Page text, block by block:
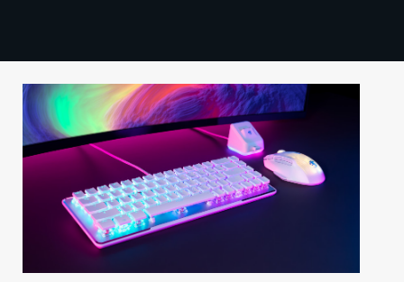
TECHBBS
TIETOA
HINTA.FI
KAUPPA
VAIHDA TEEMA